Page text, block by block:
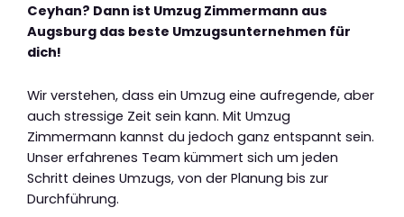
Ceyhan? Dann ist Umzug Zimmermann aus
Augsburg das beste Umzugsunternehmen für
dich!
Wir verstehen, dass ein Umzug eine aufregende, aber
auch stressige Zeit sein kann. Mit Umzug
Zimmermann kannst du jedoch ganz entspannt sein.
Unser erfahrenes Team kümmert sich um jeden
Schritt deines Umzugs, von der Planung bis zur
Durchführung.